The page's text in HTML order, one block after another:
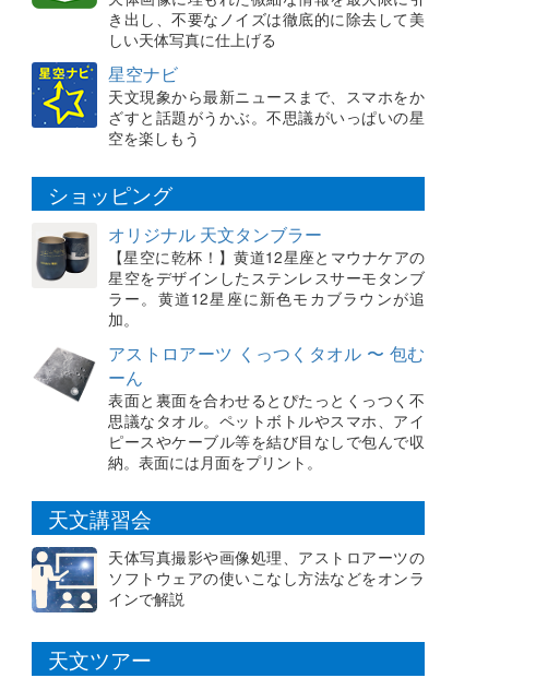
き出し、不要なノイズは徹底的に除去して美
しい天体写真に仕上げる
星空ナビ
天文現象から最新ニュースまで、スマホをか
ざすと話題がうかぶ。不思議がいっぱいの星
空を楽しもう
ショッピング
オリジナル 天文タンブラー
【星空に乾杯！】黄道12星座とマウナケアの
星空をデザインしたステンレスサーモタンブ
ラー。黄道12星座に新色モカブラウンが追
加。
アストロアーツ くっつくタオル 〜 包む
ーん
表面と裏面を合わせるとぴたっとくっつく不
思議なタオル。ペットボトルやスマホ、アイ
ピースやケーブル等を結び目なしで包んで収
納。表面には月面をプリント。
天文講習会
天体写真撮影や画像処理、アストロアーツの
ソフトウェアの使いこなし方法などをオンラ
インで解説
天文ツアー